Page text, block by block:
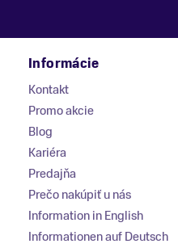
Informácie
Kontakt
Promo akcie
Blog
Kariéra
Predajňa
Prečo nakúpiť u nás
Information in English
Informationen auf Deutsch